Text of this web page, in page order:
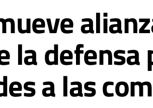
la defensa
a las